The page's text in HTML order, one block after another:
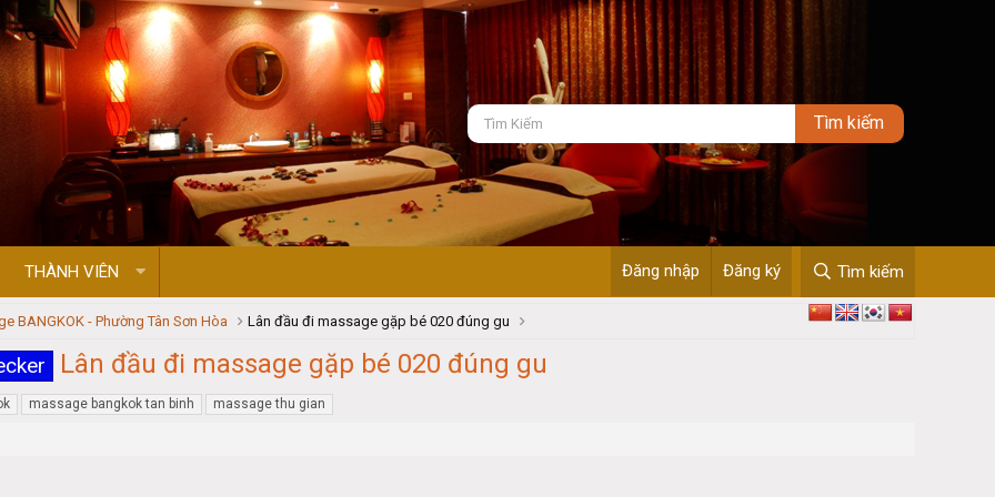
THÀNH VIÊN Đăng nhập Đăng ký Tìm kiếm
BANGKOK - Phường Tân Sơn Hòa Lân đầu đi massage gặp bé 020 đúng gu
Lân đầu đi massage gặp bé 020 đúng gu
massage bangkok tan binh massage thu gian